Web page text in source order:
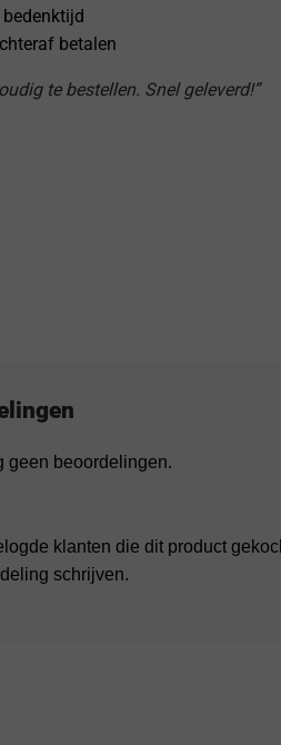
betalen
te bestellen. Snel geleverd!”
geen beoordelingen.
klanten die dit product
schrijven.